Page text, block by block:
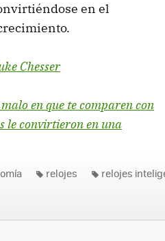
en el
Chesser
en que te comparen con
le convirtieron en una
relojes relojes